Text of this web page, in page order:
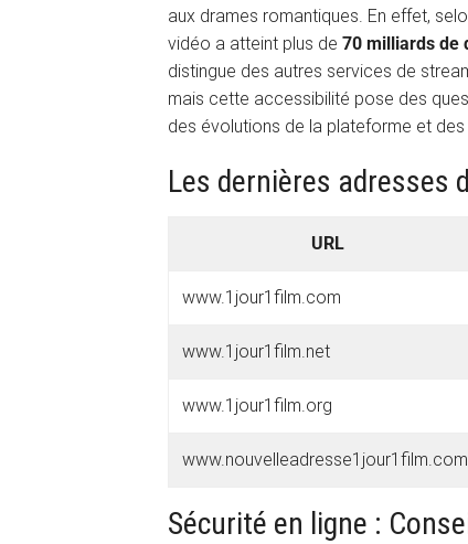
aux drames romantiques. En effet,
vidéo a atteint plus de 70 milliards de
distingue des autres services de
mais cette accessibilité pose des
des évolutions de la plateforme et
Les dernières adresses
URL
www.1jour1film.com
www.1jour1film.net
www.1jour1film.org
www.nouvelleadresse1jour1film.com
Sécurité en ligne :